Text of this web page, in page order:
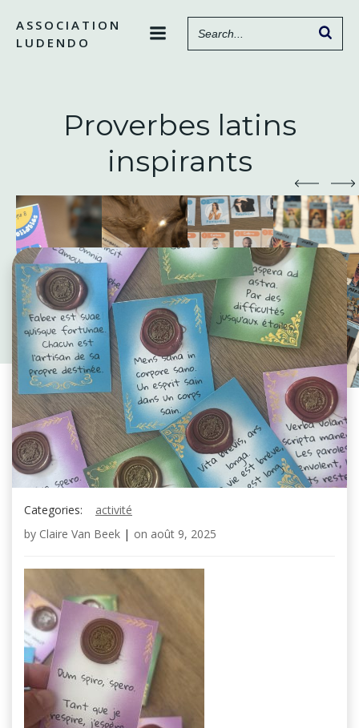
contenu
ASSOCIATION
LUDENDO
Proverbes latins
inspirants
Categories:
activité
by Claire Van Beek | on août 9, 2025